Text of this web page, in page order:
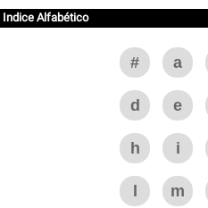
Indice Alfabético
# a
d e
h i
m